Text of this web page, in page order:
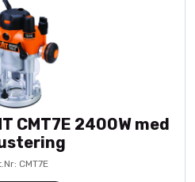
CMT7E 2400W med
CMT7E